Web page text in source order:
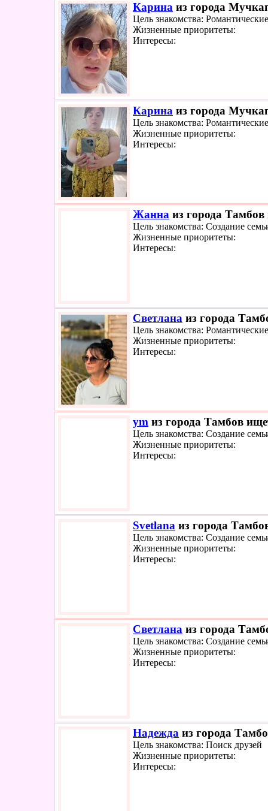
Карина из города
Цель знакомства:
Жизненные приоритеты:
Интересы:
Карина из города
Цель знакомства:
Жизненные приоритеты:
Интересы:
Жанна из города
Цель знакомства: Создание
Жизненные приоритеты:
Интересы:
Светлана из города
Цель знакомства:
Жизненные приоритеты:
Интересы:
ym из города Тамбов
Цель знакомства: Создание
Жизненные приоритеты:
Интересы:
Svetlana из города
Цель знакомства: Создание
Жизненные приоритеты:
Интересы:
Светлана из города
Цель знакомства: Создание
Жизненные приоритеты:
Интересы:
Надежда из города
Цель знакомства: Поиск друзей
Жизненные приоритеты:
Интересы: